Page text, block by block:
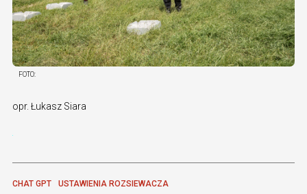
FOTO:
opr. Łukasz Siara
CHAT GPT
USTAWIENIA ROZSIEWACZA